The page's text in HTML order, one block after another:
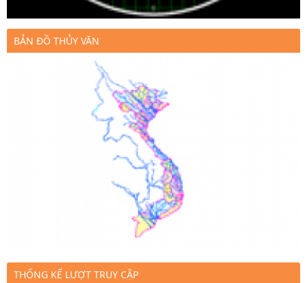
BẢN ĐỒ THỦY VĂN
THỐNG KẾ LƯỢT TRUY CẬP